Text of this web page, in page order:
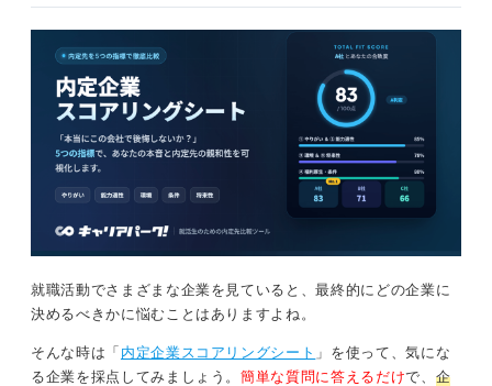
就職活動でさまざまな企業を見ていると、最終的にどの企業に
決めるべきかに悩むことはありますよね。
そんな時は「 内定企業スコアリングシート 」を使って、気にな
る企業を採点してみましょう。簡単な質問に答えるだけで、 企